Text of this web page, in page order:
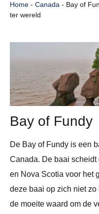
Home - Canada - Bay of
ter wereld
Bay of Fundy
De Bay of Fundy is een
Canada. De baai
en Nova Scotia voor het
deze baai op zich niet
de moeite waard om de